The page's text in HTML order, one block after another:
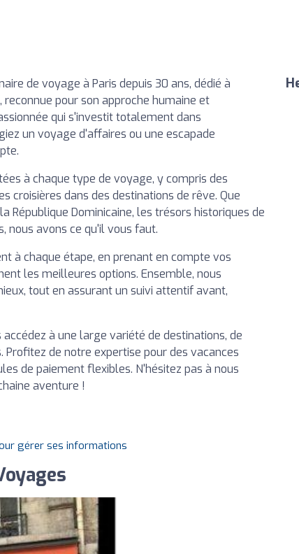
de voyage à Paris depuis 30 ans, dédié à
pour son approche humaine et
qui s'investit totalement dans
un voyage d'affaires ou une escapade
à chaque type de voyage, y compris des
croisières dans des destinations de rêve. Que
Dominicaine, les trésors historiques de
nous avons ce qu'il vous faut.
à chaque étape, en prenant en compte vos
les meilleures options. Ensemble, nous
tout en assurant un suivi attentif avant,
accédez à une large variété de destinations, de
de notre expertise pour des vacances
de paiement flexibles. N'hésitez pas à nous
aventure !
gérer ses informations